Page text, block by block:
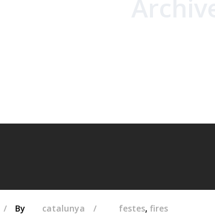
By catalunya festes, fires